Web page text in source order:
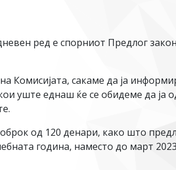
ред е спорниот Предлог
сакаме да ја
уште еднаш ќе се обидеме да ја
од 120 денари, како што
година, наместо до март